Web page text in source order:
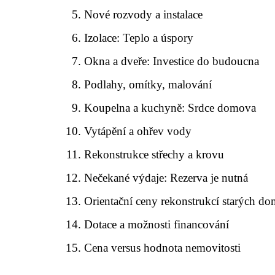
Nové rozvody a instalace
Izolace: Teplo a úspory
Okna a dveře: Investice do budoucna
Podlahy, omítky, malování
Koupelna a kuchyně: Srdce domova
Vytápění a ohřev vody
Rekonstrukce střechy a krovu
Nečekané výdaje: Rezerva je nutná
Orientační ceny rekonstrukcí starých
Dotace a možnosti financování
Cena versus hodnota nemovitosti